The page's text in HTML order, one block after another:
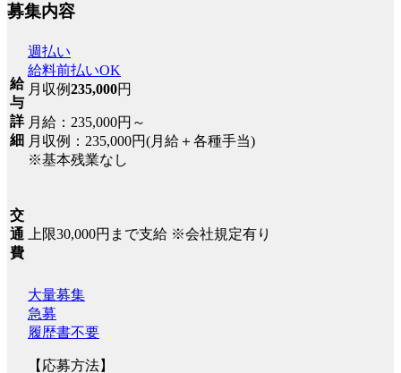
募集内容
給
与
詳
細
週払い
給料前払いOK
月収例235,000円
月給：235,000円～
月収例：235,000円(月給＋各種手当)
※基本残業なし
交
通
費
上限30,000円まで支給 ※会社規定有り
大量募集
急募
履歴書不要
【応募方法】